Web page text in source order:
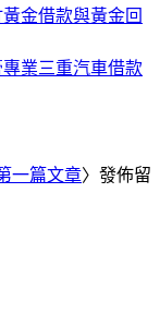
金借款與黃金回
業三重汽車借款
一篇文章〉發佈留